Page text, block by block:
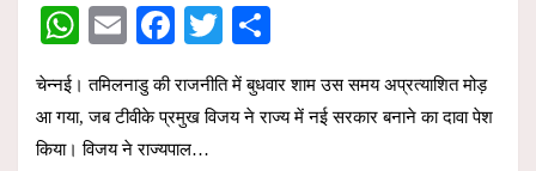
W
at
s
E
ail
F
ce
b
T
wi
tt ar
चेन्नई। तमिलनाडु की राजनीति में बुधवार शाम उस समय अप्रत्याशित मोड़
आ गया, जब टीवीके प्रमुख विजय ने राज्य में नई सरकार बनाने का दावा पेश
किया। विजय ने राज्यपाल…